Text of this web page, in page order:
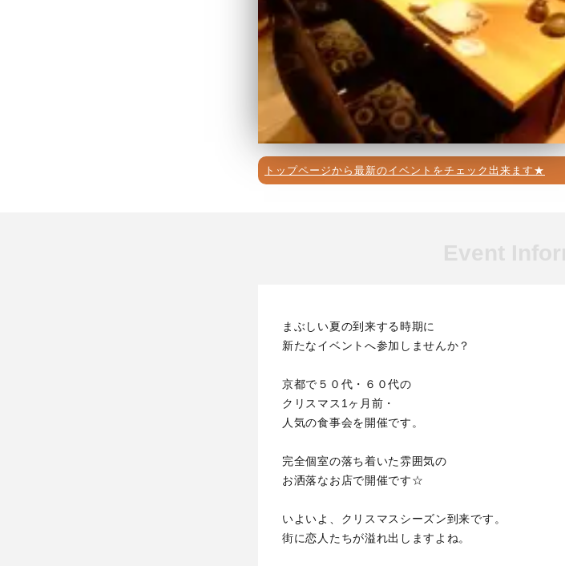
トップページから最新のイベントをチェック出来ます★
まぶしい夏の到来する時期に
新たなイベントへ参加しませんか？
京都で５０代・６０代の
クリスマス1ヶ月前・
人気の食事会を開催です。
完全個室の落ち着いた雰囲気の
お洒落なお店で開催です☆
いよいよ、クリスマスシーズン到来です。
街に恋人たちが溢れ出しますよね。